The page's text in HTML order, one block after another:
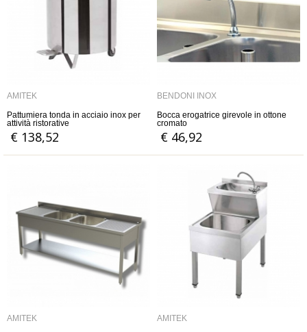
AMITEK
Pattumiera tonda in acciaio inox per
attività ristorative
€ 138,52
BENDONI INOX
Bocca erogatrice girevole in ottone
cromato
€ 46,92
AMITEK
AMITEK